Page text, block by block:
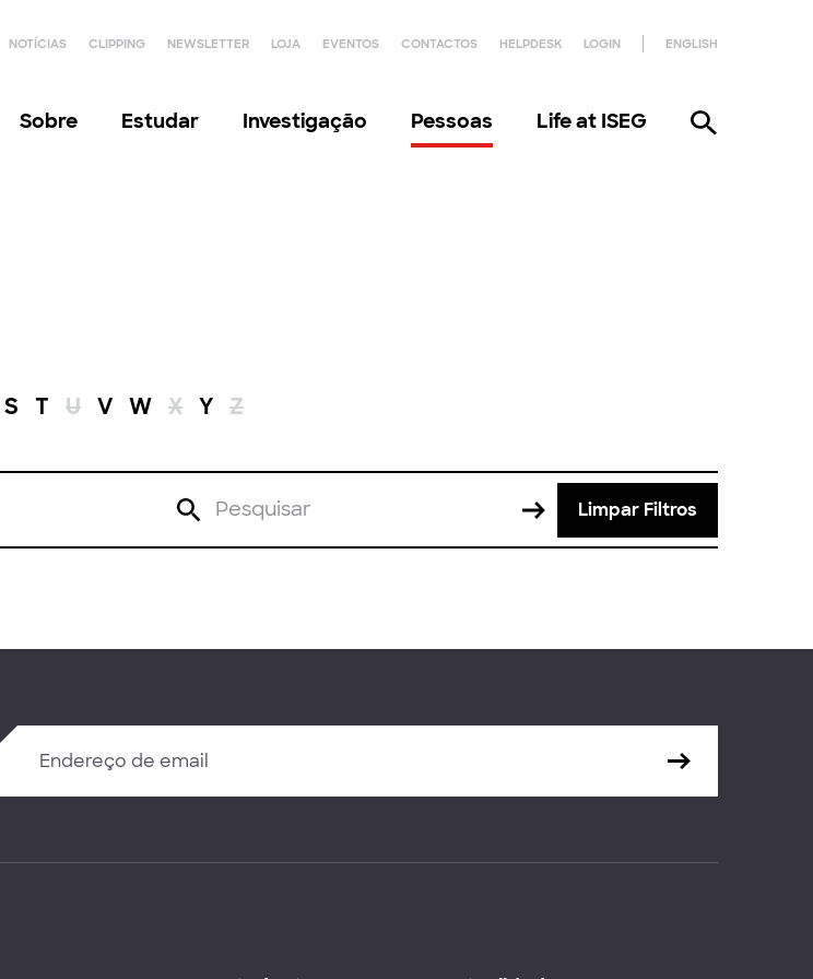
NOTÍCIAS CLIPPING NEWSLETTER LOJA EVENTOS CONTACTOS HELPDESK LOGIN ENGLISH
Sobre Estudar Investigação Pessoas Life at ISEG
S T U V W X Y Z
Limpar Filtros